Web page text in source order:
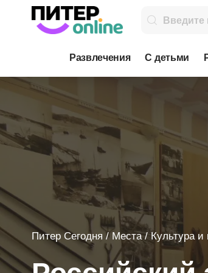
Развлечения С детьми
Питер Сегодня / Места/Культура и